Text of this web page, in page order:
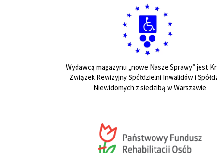
Wydawcą magazynu „nowe Nasze Sprawy” jest
Związek Rewizyjny Spółdzielni Inwalidów i
Niewidomych z siedzibą w Warszawie